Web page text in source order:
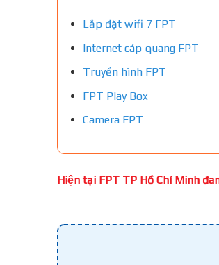
Lắp đặt wifi 7 FPT
Internet cáp quang FPT
Truyền hình FPT
FPT Play Box
Camera FPT
Hiện tại FPT TP Hồ Chí Minh